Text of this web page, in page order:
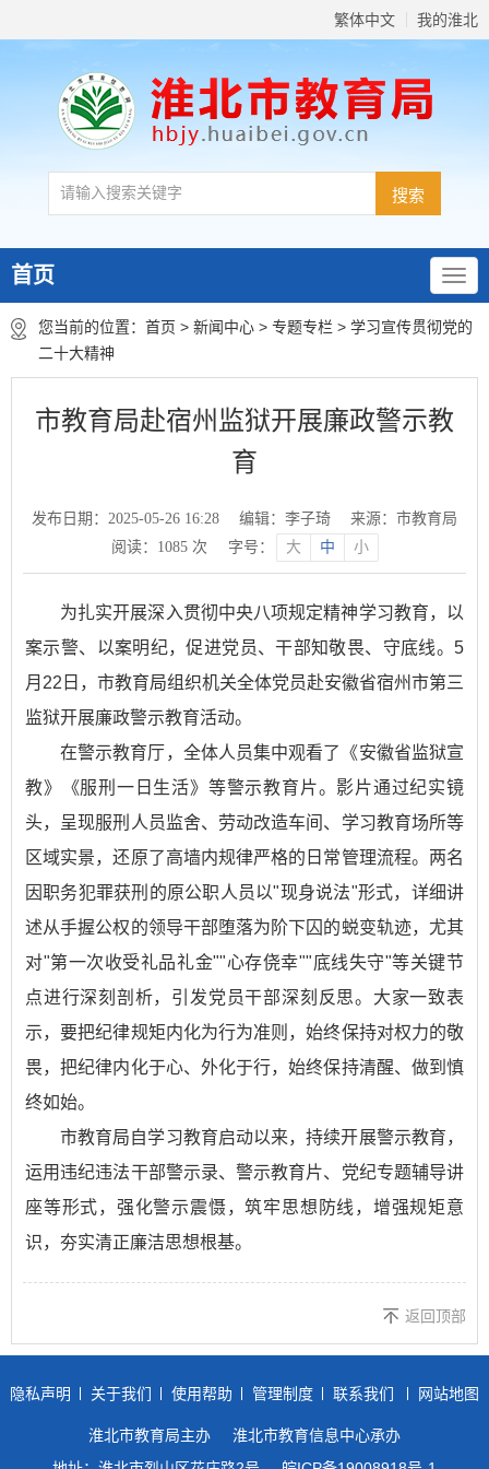
繁体中文 我的淮北
首页
您当前的位置： 首页 > 新闻中心 > 专题专栏 > 学习宣传贯彻党的
二十大精神
市教育局赴宿州监狱开展廉政警示教
育
发布日期：2025-05-26 16:28 编辑：李子琦
来源：市教育局
阅读： 1085次 字号： 大 中 小
为扎实开展深入贯彻中央八项规定精神学习教育，以
案示警、以案明纪，促进党员、干部知敬畏、守底线。5
月22日，市教育局组织机关全体党员赴安徽省宿州市第三
监狱开展廉政警示教育活动。
在警示教育厅，全体人员集中观看了《安徽省监狱宣
教》《服刑一日生活》等警示教育片。影片通过纪实镜
头，呈现服刑人员监舍、劳动改造车间、学习教育场所等
区域实景，还原了高墙内规律严格的日常管理流程。两名
因职务犯罪获刑的原公职人员以"现身说法"形式，详细讲
述从手握公权的领导干部堕落为阶下囚的蜕变轨迹，尤其
对"第一次收受礼品礼金""心存侥幸""底线失守"等关键节
点进行深刻剖析，引发党员干部深刻反思。大家一致表
示，要把纪律规矩内化为行为准则，始终保持对权力的敬
畏，把纪律内化于心、外化于行，始终保持清醒、做到慎
终如始。
市教育局自学习教育启动以来，持续开展警示教育，
运用违纪违法干部警示录、警示教育片、党纪专题辅导讲
座等形式，强化警示震慑，筑牢思想防线，增强规矩意
识，夯实清正廉洁思想根基。
返回顶部
隐私声明 关于我们 使用帮助 管理制度 联系我们 网站地图
淮北市教育局主办
淮北市教育信息中心承办